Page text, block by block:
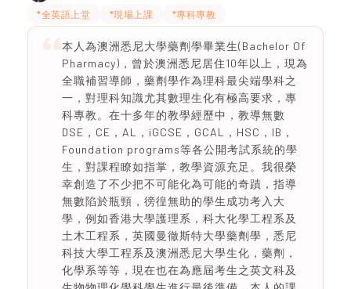
*全英語上堂 *現場上課 *專科專教
本人為澳洲悉尼大學藥劑學畢業生(Bachelor Of
Pharmacy)，曾於澳洲悉尼居住10年以上，現為
全職補習導師，藥劑學作為理科最尖端學科之
一，對理科知識尤其數理生化有極高要求，專
科專教。在十多年的教學經歷中，教導無數
DSE，CE，AL，iGCSE，GCAL，HSC，IB，
Foundation programs等各公開考試系統的學
生，對課程瞭如指掌，教學資源充足。我很榮
幸創造了不少把不可能化為可能的奇蹟，指導
無數陷於瓶頸，徬徨無助的學生成功考入大
學，例如香港大學護理系，科大化學工程系及
土木工程系，英國曼徹斯特大學藥劑學，悉尼
科技大學工程系及澳洲悉尼大學生化，藥劑，
化學系等等，現在也在為應屆考生之英文科及